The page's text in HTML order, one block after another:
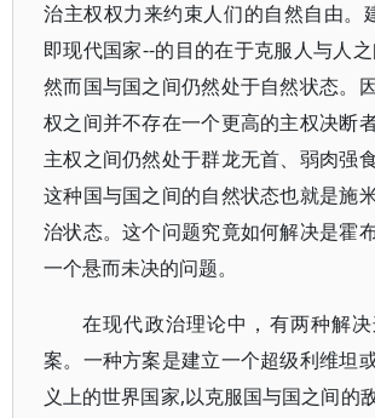
治主权权力来约束人们的自然自由。
即现代国家--的目的在于克服人与人
然而国与国之间仍然处于自然状态。
权之间并不存在一个更高的主权决断
主权之间仍然处于群龙无首、弱肉强
这种国与国之间的自然状态也就是施
治状态。这个问题究竟如何解决是霍
一个悬而未决的问题。
在现代政治理论中，有两种解
案。一种方案是建立一个超级利维坦
义上的世界国家,以克服国与国之间的